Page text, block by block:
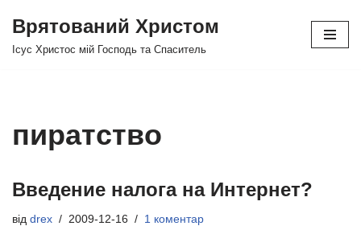
Перейти
Врятований Христом
Ісус Христос мій Господь та Спаситель
пиратство
Введение налога на Интернет?
від drex 2009-12-16 1 коментар